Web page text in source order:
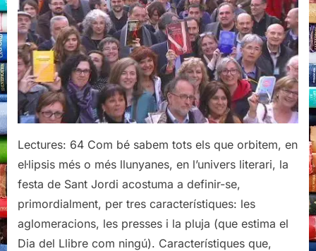
ritme
de
vals:
6è
berenar
literari
de
la
El
Cucut
Lectures: 64 Com bé sabem tots els que orbitem, en
el·lipsis més o més llunyanes, en l’univers literari, la
festa de Sant Jordi acostuma a definir-se,
primordialment, per tres característiques: les
aglomeracions, les presses i la pluja (que estima el
Dia del Llibre com ningú). Característiques que,